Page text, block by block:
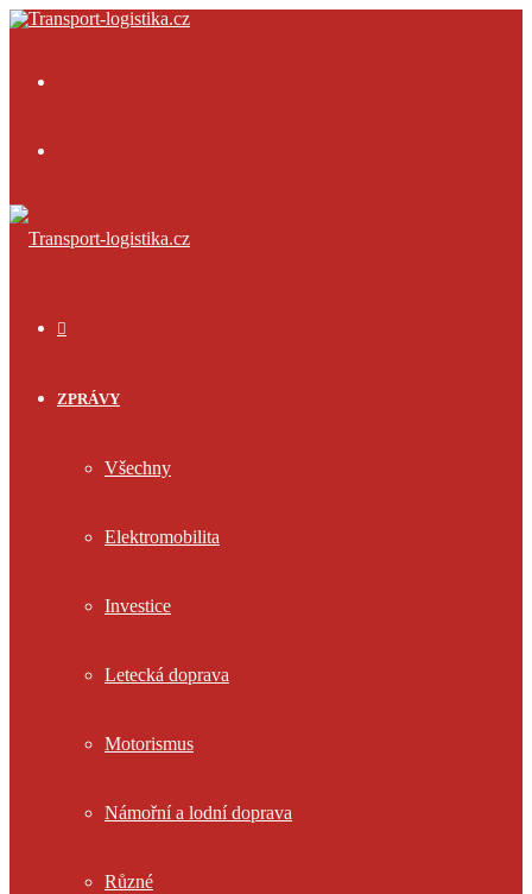
ZPRÁVY
Všechny
Elektromobilita
Investice
Letecká doprava
Motorismus
Námořní a lodní doprava
Různé